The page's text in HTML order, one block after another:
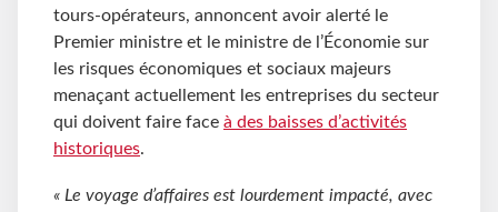
tours-opérateurs, annoncent avoir alerté le
Premier ministre et le ministre de l’Économie sur
les risques économiques et sociaux majeurs
menaçant actuellement les entreprises du secteur
qui doivent faire face à des baisses d’activités
historiques.
« Le voyage d’affaires est lourdement impacté, avec